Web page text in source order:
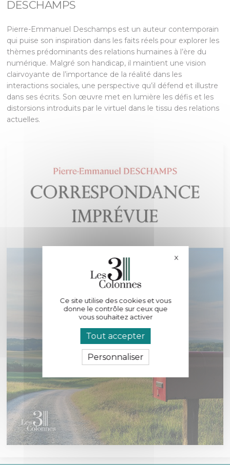
DESCHAMPS
Pierre-Emmanuel Deschamps est un auteur contemporain
qui puise son inspiration dans les faits réels pour explorer les
thèmes prédominants des relations humaines à l’ère du
numérique. Malgré son handicap, il maintient une vision
clairvoyante de l’importance de la réalité dans les
interactions sociales, une perspective qu’il défend et illustre
dans ses écrits. Son œuvre met en lumière les défis et les
distorsions introduits par le virtuel dans le tissu des relations
actuelles.
Ce site utilise des cookies et vous
donne le contrôle sur ceux que
vous souhaitez activer
Tout accepter
Personnaliser
XMasquer le